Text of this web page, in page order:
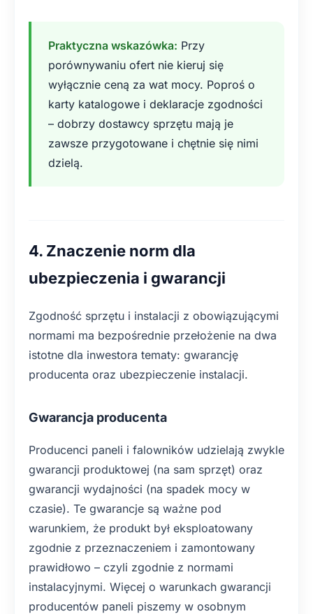
Praktyczna wskazówka: Przy
porównywaniu ofert nie kieruj się
wyłącznie ceną za wat mocy. Poproś o
karty katalogowe i deklaracje zgodności
– dobrzy dostawcy sprzętu mają je
zawsze przygotowane i chętnie się nimi
dzielą.
4. Znaczenie norm dla
ubezpieczenia i gwarancji
Zgodność sprzętu i instalacji z obowiązującymi
normami ma bezpośrednie przełożenie na dwa
istotne dla inwestora tematy: gwarancję
producenta oraz ubezpieczenie instalacji.
Gwarancja producenta
Producenci paneli i falowników udzielają zwykle
gwarancji produktowej (na sam sprzęt) oraz
gwarancji wydajności (na spadek mocy w
czasie). Te gwarancje są ważne pod
warunkiem, że produkt był eksploatowany
zgodnie z przeznaczeniem i zamontowany
prawidłowo – czyli zgodnie z normami
instalacyjnymi. Więcej o warunkach gwarancji
producentów paneli piszemy w osobnym